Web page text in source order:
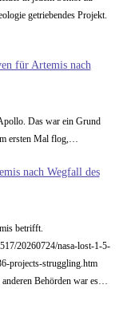
getriebendes Projekt.
für Artemis nach
Das war ein Grund
ersten Mal flog,…
nach Wegfall des
betrifft.
20260724/nasa-lost-1-5-
projects-struggling.htm
Behörden war es…